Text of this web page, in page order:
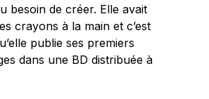
besoin de créer. Elle avait
crayons à la main et c’est
publie ses premiers
dans une BD distribuée à